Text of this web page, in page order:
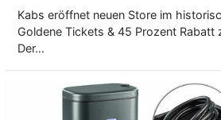
Kabs eröffnet neuen Store im
Goldene Tickets & 45 Prozent Rabatt
Der…